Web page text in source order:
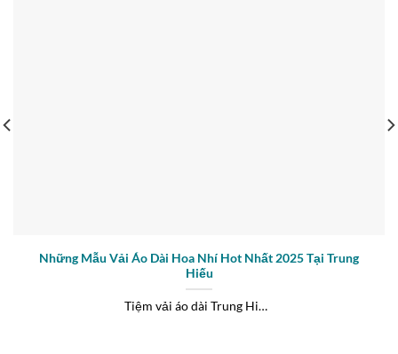
Những Mẫu Vải Áo Dài Hoa Nhí Hot Nhất 2025 Tại Trung
Hiếu
Tiệm vải áo dài Trung Hiếu vừa ra mắt bộ sưu tập vải áo dài [...]